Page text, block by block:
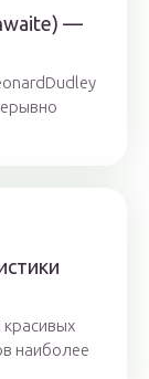
—
красивых
наиболее